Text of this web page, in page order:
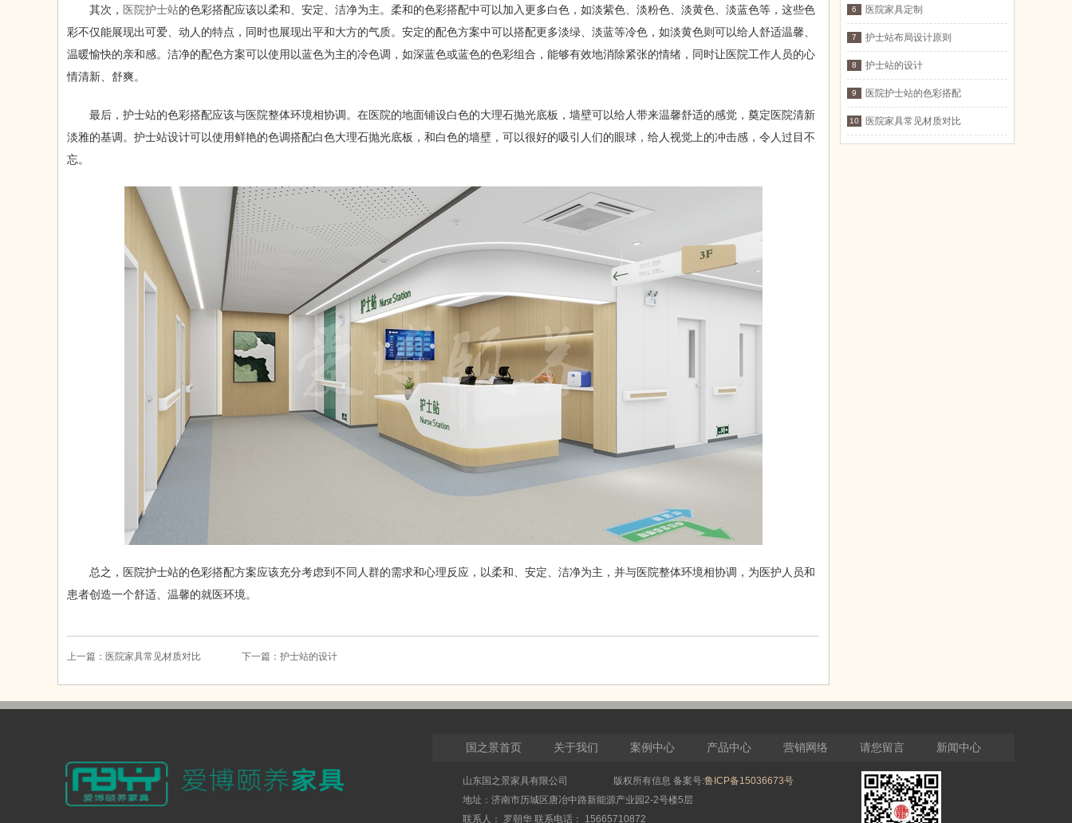
其次， 医院护士站的色彩搭配应该以柔和、安定、洁净为主。柔和的色彩搭配中可以加入更多白色，如淡紫色、淡粉色、淡黄色、淡蓝色等，这些色
彩不仅能展现出可爱、动人的特点，同时也展现出平和大方的气质。安定的配色方案中可以搭配更多淡绿、淡蓝等冷色，如淡黄色则可以给人舒适温馨、
温暖愉快的亲和感。洁净的配色方案可以使用以蓝色为主的冷色调，如深蓝色或蓝色的色彩组合，能够有效地消除紧张的情绪，同时让医院工作人员的心
情清新、舒爽。
最后，护士站的色彩搭配应该与医院整体环境相协调。在医院的地面铺设白色的大理石抛光底板，墙壁可以给人带来温馨舒适的感觉，奠定医院清新
淡雅的基调。护士站设计可以使用鲜艳的色调搭配白色大理石抛光底板，和白色的墙壁，可以很好的吸引人们的眼球，给人视觉上的冲击感，令人过目不
忘。
总之，医院护士站的色彩搭配方案应该充分考虑到不同人群的需求和心理反应，以柔和、安定、洁净为主，并与医院整体环境相协调，为医护人员和
患者创造一个舒适、温馨的就医环境。
上一篇： 医院家具常见材质对比 下一篇： 护士站的设计
6 医院家具定制
7 护士站布局设计原则
8 护士站的设计
9 医院护士站的色彩搭配
10 医院家具常见材质对比
国之景首页 关于我们 案例中心 产品中心 营销网络 请您留言 新闻中心
诚聘精英 网站地图
山东国之景家具有限公司 版权所有信息 备案号:鲁ICP备15036673号
地址：济南市历城区唐冶中路新能源产业园2-2号楼5层
联系人： 罗朝华 联系电话： 15665710872